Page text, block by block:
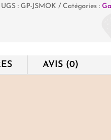
Mokaïte
UGS :GP-JSMOK Catégories :
AVIS (0)